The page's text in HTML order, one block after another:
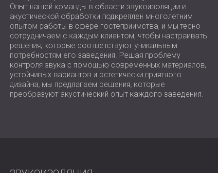
Опыт нашей команды в области звукоизоляции и
акустической обработки подкреплен многолетним
опытом работы в сфере гостеприимства, и мы тесно
сотрудничаем с каждым клиентом, чтобы настраивать
решения, которые соответствуют уникальным
потребностям его заведения. Решая проблему
контроля звука с помощью современных материалов,
устойчивых вариантов и эстетически приятного
дизайна, мы предлагаем решения, которые
преобразуют акустический опыт каждого заведения.